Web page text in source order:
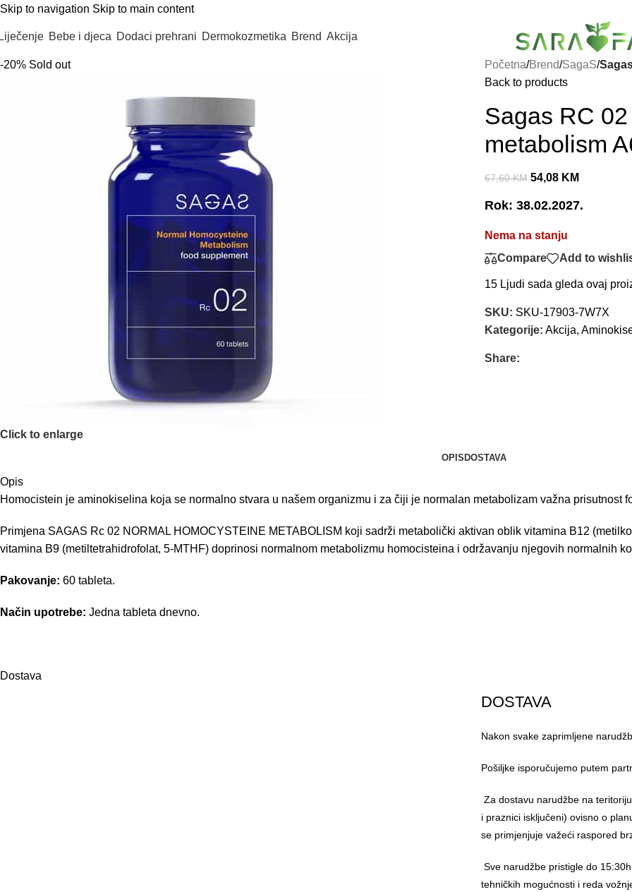
Skip to navigation Skip to main content
Bebe i djeca Dodaci prehrani Dermokozmetika Brend Akcija
-20% Sold out
Click to enlarge
Početna/Brend/SagaS/
Back to products
Sagas RC
metabolism
67,60KM 54,08 KM
Rok: 38.02.2027.
Nema na stanju
Compare
Add to
15 Ljudi sada gleda ovaj
SKU: SKU-17903-7W7X
Kategorije: Akcija,
Share:
OPISDOSTAVA
Opis
Homocistein je aminokiselina koja se normalno stvara u našem organizmu i za čiji je normalan metabolizam važna prisutnost
Primjena SAGAS Rc 02 NORMAL HOMOCYSTEINE METABOLISM koji sadrži metabolički aktivan oblik vitamina B12
vitamina B9 (metiltetrahidrofolat, 5-MTHF) doprinosi normalnom metabolizmu homocisteina i održavanju njegovih normalnih
Pakovanje: 60 tableta.
Način upotrebe: Jedna tableta dnevno.
Dostava
DOSTAVA
Nakon svake zaprimljene
Pošiljke isporučujemo putem
Za dostavu narudžbe na
i praznici isključeni) ovisno o
se primjenjuje važeći raspored
Sve narudžbe pristigle do
tehničkih mogućnosti i reda